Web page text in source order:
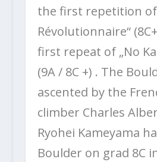
the first repetition of
Révolutionnaire“
first repeat of „No
(9A / 8C +) . The
ascented by the
climber Charles
Ryohei Kameyama
Boulder on grad 8C